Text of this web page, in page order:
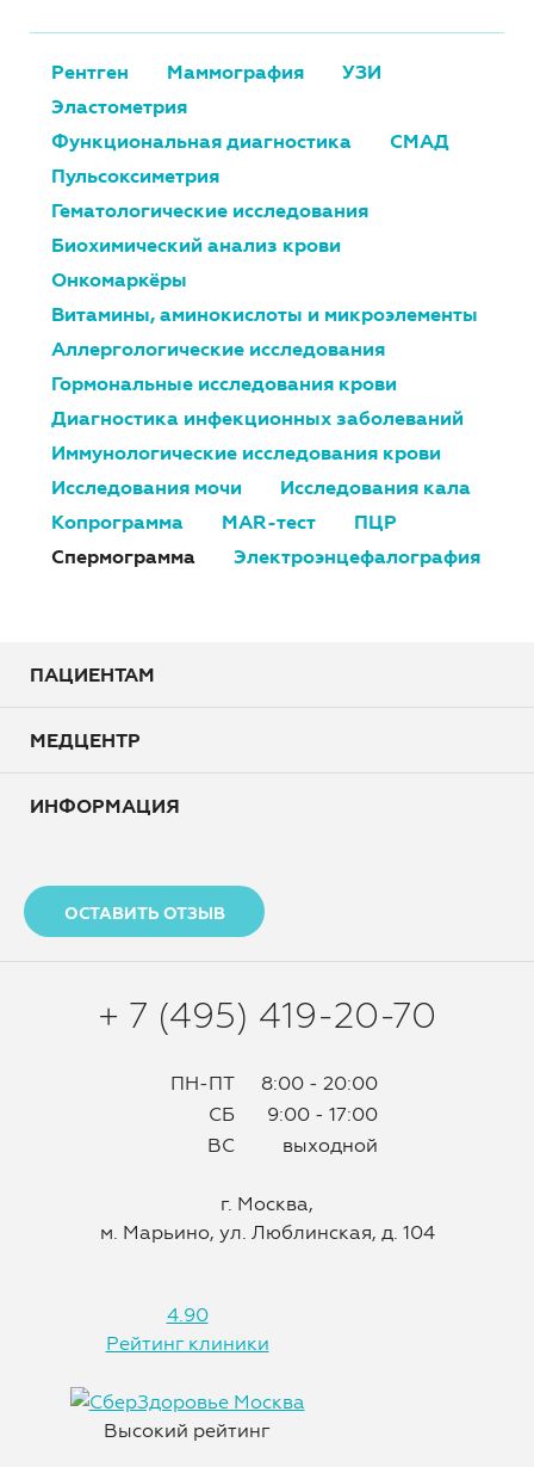
Рентген Маммография
УЗИ
Эластометрия
Функциональная диагностика
СМАД
Пульсоксиметрия
Гематологические исследования
Биохимический анализ крови
Онкомаркёры
Витамины, аминокислоты и микроэлементы
Аллергологические исследования
Гормональные исследования крови
Диагностика инфекционных заболеваний
Иммунологические исследования крови
Исследования мочи
Исследования кала
Копрограмма
MAR-тест
ПЦР
Спермограмма
Электроэнцефалография
ПАЦИЕНТАМ
МЕДЦЕНТР
ИНФОРМАЦИЯ
ОСТАВИТЬ ОТЗЫВ
+ 7 (495) 419-20-70
ПН-ПТ
8:00 - 20:00
СБ
9:00 - 17:00
ВС
выходной
г. Москва,
м. Марьино, ул. Люблинская, д. 104
4.90
Рейтинг клиники
Высокий рейтинг